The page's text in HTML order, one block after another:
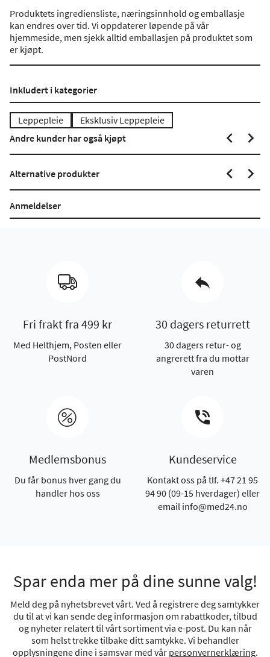
Produktets ingrediensliste, næringsinnhold og emballasje
kan endres over tid. Vi oppdaterer løpende på vår
hjemmeside, men sjekk alltid emballasjen på produktet som
er kjøpt.
Inkludert i kategorier
Leppepleie
Eksklusiv Leppepleie
Andre kunder har også kjøpt
Alternative produkter
Anmeldelser
Fri frakt fra 499 kr
Med Helthjem, Posten eller
PostNord
30 dagers returrett
30 dagers retur- og
angrerett fra du mottar
varen
Medlemsbonus
Du får bonus hver gang du
handler hos oss
Kundeservice
Kontakt oss på tlf. +47 21 95
94 90 (09-15 hverdager) eller
email info@med24.no
Spar enda mer på dine sunne valg!
Meld deg på nyhetsbrevet vårt. Ved å registrere deg samtykker
du til at vi kan sende deg informasjon om rabattkoder, tilbud
og nyheter relatert til vårt sortiment via e-post. Du kan når
som helst trekke tilbake ditt samtykke. Vi behandler
opplysningene dine i samsvar med vår personvernerklæring.